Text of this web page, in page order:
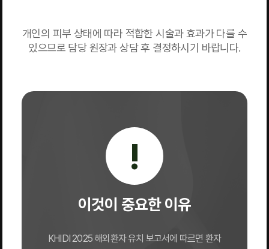
개인의 피부 상태에 따라 적합한 시술과 효과가 다를 수
있으므로 담당 원장과 상담 후 결정하시기 바랍니다.
!
이것이 중요한 이유
KHIDI 2025 해외환자 유치 보고서에 따르면 환자